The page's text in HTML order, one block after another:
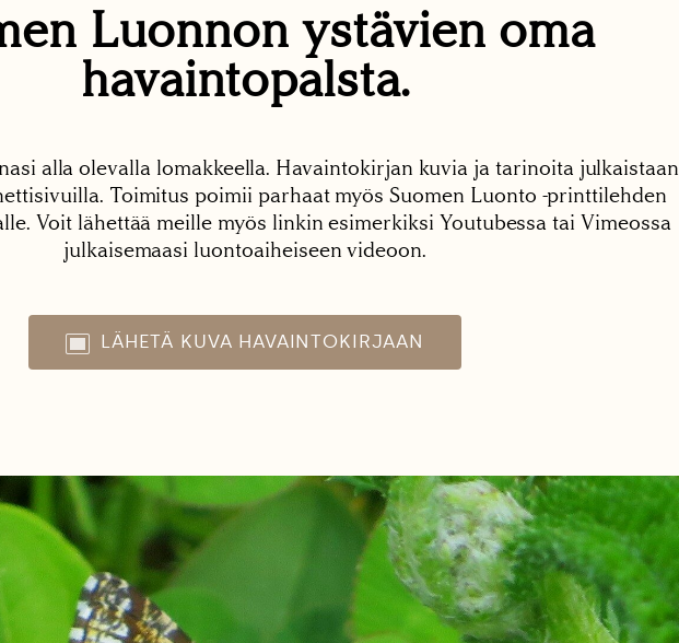
Luonnon ystävien oma
havaintopalsta.
alla olevalla lomakkeella. Havaintokirjan kuvia ja tarinoita julkaistaan
Toimitus poimii parhaat myös Suomen Luonto -printtilehden
Voit lähettää meille myös linkin esimerkiksi Youtubessa tai Vimeossa
julkaisemaasi luontoaiheiseen videoon.
LÄHETÄ KUVA HAVAINTOKIRJAAN